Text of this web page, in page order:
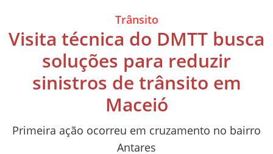
Trânsito
Visita técnica do DMTT busca
soluções para reduzir
sinistros de trânsito em
Maceió
Primeira ação ocorreu em cruzamento no bairro
Antares